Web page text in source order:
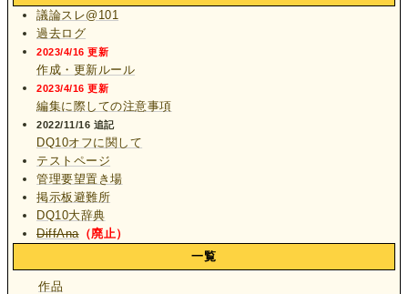
議論スレ@101
過去ログ
2023/4/16 更新
作成・更新ルール
2023/4/16 更新
編集に際しての注意事項
2022/11/16 追記
DQ10オフに関して
テストページ
管理要望置き場
掲示板避難所
DQ10大辞典
DiffAna（廃止）
一覧
作品